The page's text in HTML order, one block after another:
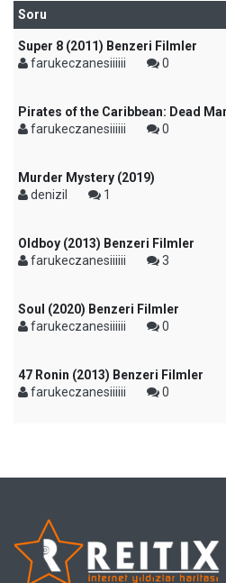
Soru
Super 8 (2011) Benzeri Filmler
farukeczanesiiiiii
0
Pirates of the Caribbean: Dead
farukeczanesiiiiii
0
Murder Mystery (2019)
denizil
1
Oldboy (2013) Benzeri Filmler
farukeczanesiiiiii
3
Soul (2020) Benzeri Filmler
farukeczanesiiiiii
0
47 Ronin (2013) Benzeri Filmler
farukeczanesiiiiii
0